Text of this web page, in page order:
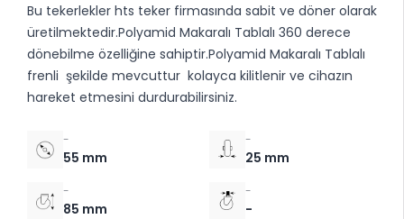
Bu tekerlekler hts teker firmasında sabit ve döner olarak
üretilmektedir.Polyamid Makaralı Tablalı 360 derece
dönebilme özelliğine sahiptir.Polyamid Makaralı Tablalı
frenli şekilde mevcuttur kolayca kilitlenir ve cihazın
hareket etmesini durdurabilirsiniz.
-
55 mm
-
25 mm
-
85 mm
-
-